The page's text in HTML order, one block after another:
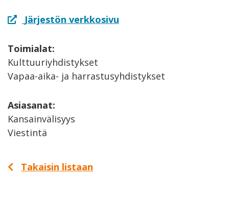
Järjestön verkkosivu
Toimialat:
Kulttuuriyhdistykset
Vapaa-aika- ja harrastusyhdistykset
Asiasanat:
Kansainvälisyys
Viestintä
Takaisin listaan